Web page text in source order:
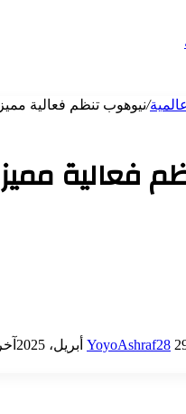
/نيوهوب تنظم فعالية
فعالية
YoyoAshraf28 2025
آخر